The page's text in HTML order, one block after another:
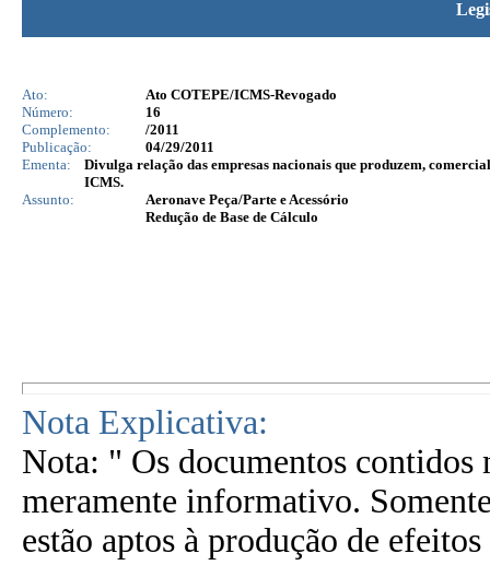
Ato:
Ato COTEPE/ICMS-Revogado
Número:
16
Complemento:
/2011
Publicação:
04/29/2011
Ementa:
Divulga relação das empresas nacionais que produzem,
ICMS.
Assunto:
Aeronave Peça/Parte e Acessório
Redução de Base de Cálculo
Nota Explicativa:
Nota: " Os documentos contidos
meramente informativo.
estão aptos à produção de